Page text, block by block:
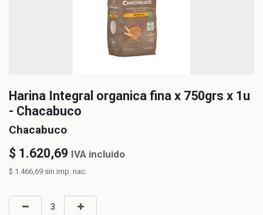
Harina Integral organica fina x 750grs x 1u
- Chacabuco
Chacabuco
$ 1.620,69 IVA incluido
$ 1.466,69 sin imp. nac.